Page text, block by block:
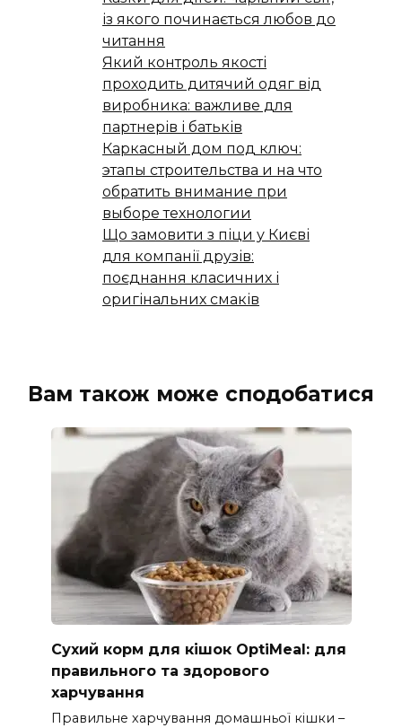
із якого починається любов до
читання
Який контроль якості
проходить дитячий одяг від
виробника: важливе для
партнерів і батьків
Каркасный дом под ключ:
этапы строительства и на что
обратить внимание при
выборе технологии
Що замовити з піци у Києві
для компанії друзів:
поєднання класичних і
оригінальних смаків
Вам також може сподобатися
Сухий корм для кішок OptiMeal: для
правильного та здорового
харчування
Правильне харчування домашньої кішки –